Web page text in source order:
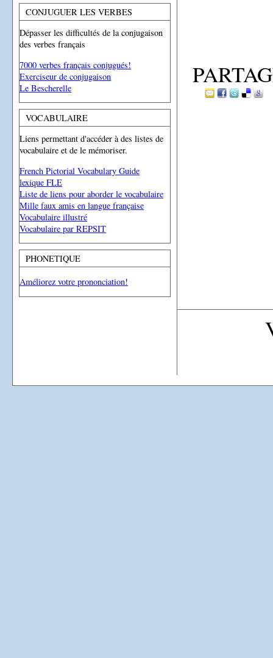
CONJUGUER LES VERBES
Dépasser les difficultés de la conjugaison
des verbes français
7000 verbes français conjugués!
Exerciseur de conjugaison
Le Bescherelle
VOCABULAIRE
Liens permettant d'accéder à des listes de
vocabulaire et de le mémoriser.
French Pictorial Vocabulary Guide
lexique FLE
Liste de liens pour aborder le vocabulaire
Mille faux amis en langue française
Vocabulaire illustré
Vocabulaire par REPSIT
PHONETIQUE
Améliorez votre prononciation!